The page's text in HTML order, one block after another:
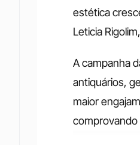
estética
Leticia
A campanha
antiquários,
maior
comprovando